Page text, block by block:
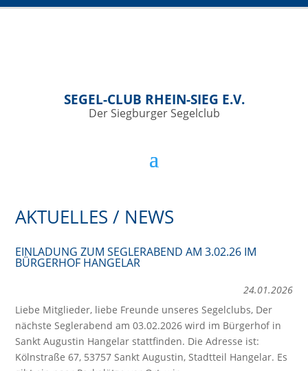
SEGEL-CLUB RHEIN-SIEG E.V.
Der Siegburger Segelclub
AKTUELLES / NEWS
EINLADUNG ZUM SEGLERABEND AM 3.02.26 IM
BÜRGERHOF HANGELAR
24.01.2026
Liebe Mitglieder, liebe Freunde unseres Segelclubs, Der
nächste Seglerabend am 03.02.2026 wird im Bürgerhof in
Sankt Augustin Hangelar stattfinden. Die Adresse ist:
Kölnstraße 67, 53757 Sankt Augustin, Stadtteil Hangelar. Es